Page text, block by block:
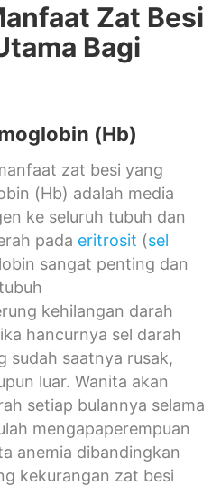
Zat Besi
Bagi
(Hb)
zat besi yang
(Hb) adalah media
ke seluruh tubuh dan
pada eritrosit (sel
sangat penting dan
kehilangan darah
hancurnya sel darah
sudah saatnya rusak,
luar. Wanita akan
setiap bulannya selama
mengapaperempuan
anemia dibandingkan
kekurangan zat besi